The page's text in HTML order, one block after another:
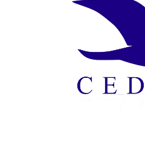
María Sanroma y Lorena